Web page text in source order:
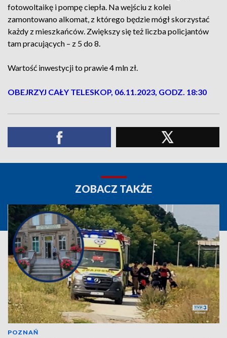
fotowoltaikę i pompę ciepła. Na wejściu z kolei
zamontowano alkomat, z którego będzie mógł skorzystać
każdy z mieszkańców. Zwiększy się też liczba policjantów
tam pracujących – z 5 do 8.
Wartość inwestycji to prawie 4 mln zł.
OBEJRZYJ CAŁY TELESKOP, 06.11.2023, GODZ. 18:30
ZOBACZ TAKŻE
POZNAŃ